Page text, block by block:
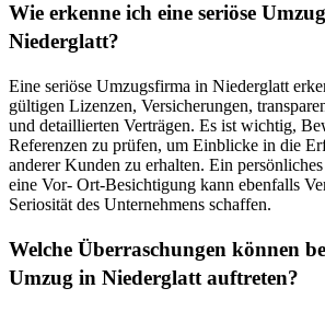
Wie erkenne ich eine seriöse
Niederglatt?
Eine seriöse Umzugsfirma in Niederglatt
gültigen Lizenzen, Versicherungen,
und detaillierten Verträgen. Es ist wichtig,
Referenzen zu prüfen, um Einblicke in die
anderer Kunden zu erhalten. Ein
eine Vor- Ort-Besichtigung kann ebenfalls
Seriosität des Unternehmens schaffen.
Welche Überraschungen können
Umzug in Niederglatt auftreten?